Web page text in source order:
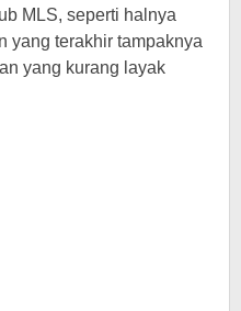
MLS, seperti halnya
yang terakhir tampaknya
yang kurang layak